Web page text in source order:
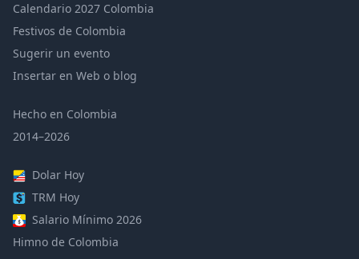
Calendario 2027 Colombia
Festivos de Colombia
Sugerir un evento
Insertar en Web o blog
Hecho en Colombia
2014–2026
Dolar Hoy
TRM Hoy
Salario Mínimo 2026
Himno de Colombia